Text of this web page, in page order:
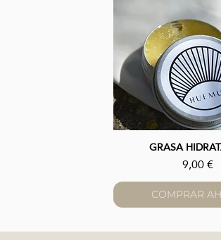
Vista
GRASA
Precio
9,00 €
COMPRAR